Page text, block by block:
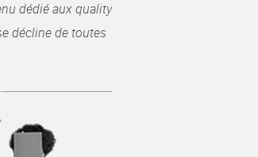
dédié aux quality
décline de toutes